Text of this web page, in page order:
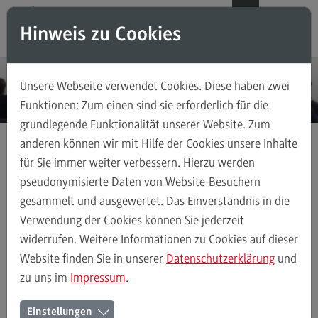
Direkt zum Inhalt
Direkt zum Hauptmenu
Direkt zum Footer
Modul-O-Mat
Masterstudiengänge
Accounting, Controlling, Taxation
Accounting, Controlling, Taxation
Modulangebot
Berufsperspektiven
Kontakt
Advanced Practice in Healthcare
Advanced Practice in Healthcare
Rahmenbedingungen
Anmeldung Infoveranstaltungen
Online-Infoveranstaltung Bauingenieurwesen
Ihr Sprungbrett zum Master
Bauingenieurwesen
Hinweis zu Cookies
Unsere Webseite verwendet Cookies. Diese haben zwei
Funktionen: Zum einen sind sie erforderlich für die
grundlegende Funktionalität unserer Website. Zum
anderen können wir mit Hilfe der Cookies unsere Inhalte
für Sie immer weiter verbessern. Hierzu werden
pseudonymisierte Daten von Website-Besuchern
gesammelt und ausgewertet. Das Einverständnis in die
Verwendung der Cookies können Sie jederzeit
widerrufen. Weitere Informationen zu Cookies auf dieser
Website finden Sie in unserer Datenschutzerklärung und
zu uns im Impressum.
Einstellungen